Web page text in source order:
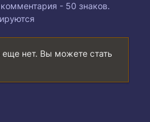
- 50 знаков.
нет. Вы можете стать